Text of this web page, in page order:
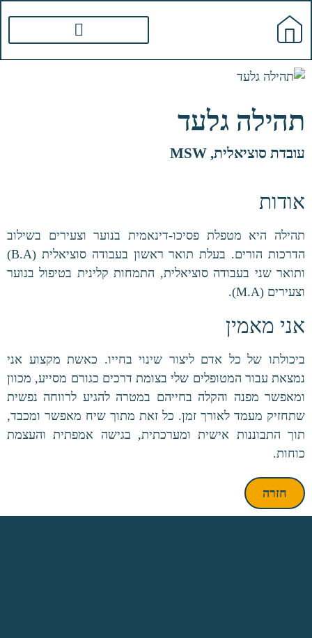
תהילה גלעד
עובדת סוציאלית, MSW
אודות
תהילה היא מטפלת פסיכו-דינאמית בנוער וצעירים בשילוב
הדרכות הורים. בעלת תואר ראשון בעבודה סוציאלית (B.A)
ותואר שני בעבודה סוציאלית, התמחות קלינית בטיפול בנוער
וצעירים (M.A).
אני מאמין
ביכולתו של כל אדם ליצור שינוי בחייו. כאשת מקצוע אני
נמצאת עבור המטופלים שלי בצומת דרכים כגורם מסייע, מכוון
ומאפשר מפנה והקלה בחייהם במטרה להגיע לרווחה נפשית
שתחזיק מעמד לאורך זמן. כל זאת מתוך שיח מאפשר ומכבד,
תוך התבוננות אישית ומערכתית, בגישה אמפתית והעצמת
כוחות.
חזרה